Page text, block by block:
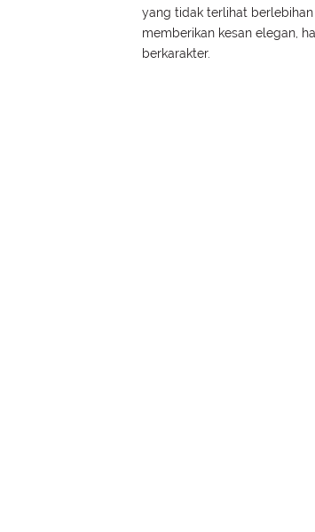
yang tidak terlihat
memberikan kesan elegan,
berkarakter.